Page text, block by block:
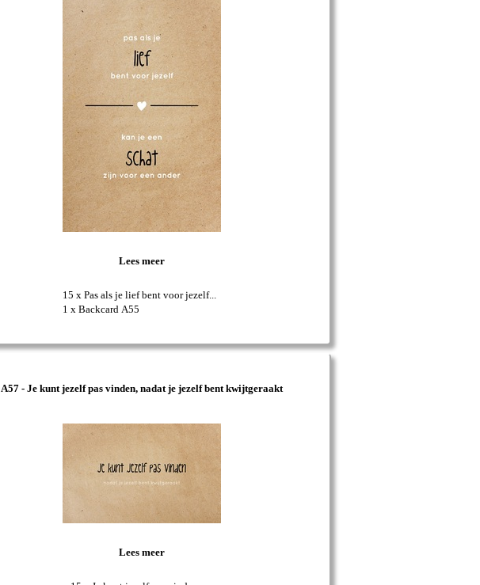
Lees meer
15 x Pas als je lief bent voor jezelf...
1 x Backcard A55
A57 - Je kunt jezelf pas vinden, nadat je jezelf bent kwijtgeraakt
Lees meer